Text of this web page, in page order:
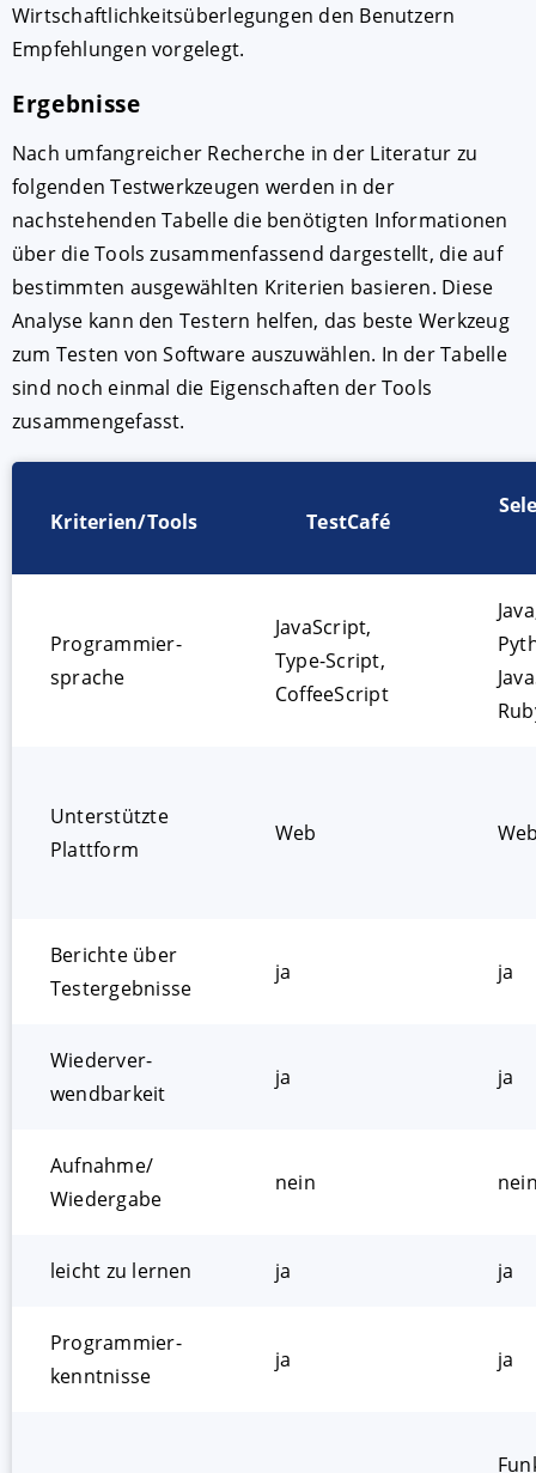
Wirtschaftlichkeitsüberlegungen den Benutzern
Empfehlungen vorgelegt.
Ergebnisse
Nach umfangreicher Recherche in der Literatur zu
folgenden Testwerkzeugen werden in der
nachstehenden Tabelle die benötigten Informationen
über die Tools zusammenfassend dargestellt, die auf
bestimmten ausgewählten Kriterien basieren. Diese
Analyse kann den Testern helfen, das beste Werkzeug
zum Testen von Software auszuwählen. In der Tabelle
sind noch einmal die Eigenschaften der Tools
zusammengefasst.
Kriterien/Tools TestCafé
Programmier-
sprache
JavaScript,
Type-Script,
CoffeeScript
Unterstützte
Plattform
Web
Berichte über
Testergebnisse
ja ja
Wiederver-
wendbarkeit
ja ja
Aufnahme/
Wiedergabe
nein
leicht zu lernen ja ja
Programmier-
kenntnisse
ja ja